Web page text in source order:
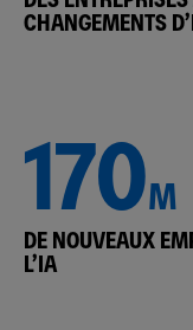
CHANGEMENTS
170M
DE NOUVEAUX
L’IA